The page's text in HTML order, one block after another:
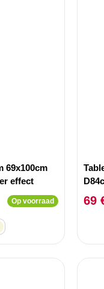
69x100cm
effect
Op voorraad 69